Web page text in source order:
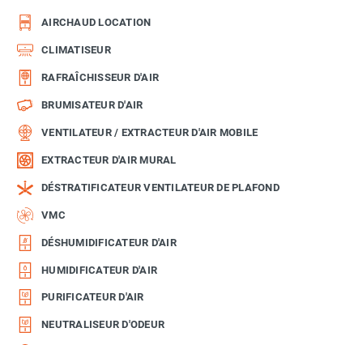
AIRCHAUD LOCATION
CLIMATISEUR
RAFRAÎCHISSEUR D'AIR
BRUMISATEUR D'AIR
VENTILATEUR / EXTRACTEUR D'AIR MOBILE
EXTRACTEUR D'AIR MURAL
DÉSTRATIFICATEUR VENTILATEUR DE PLAFOND
VMC
DÉSHUMIDIFICATEUR D'AIR
HUMIDIFICATEUR D'AIR
PURIFICATEUR D'AIR
NEUTRALISEUR D'ODEUR